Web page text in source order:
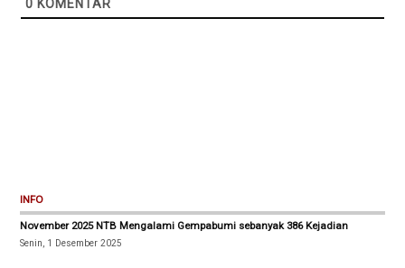
0 KOMENTAR
INFO
November 2025 NTB Mengalami Gempabumi sebanyak 386 Kejadian
Senin, 1 Desember 2025